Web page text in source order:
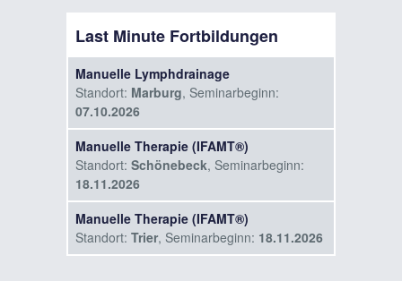
Last Minute Fortbildungen
Manuelle Lymphdrainage
Standort: Marburg, Seminarbeginn:
07.10.2026
Manuelle Therapie (IFAMT®)
Standort: Schönebeck, Seminarbeginn:
18.11.2026
Manuelle Therapie (IFAMT®)
Standort: Trier, Seminarbeginn: 18.11.2026